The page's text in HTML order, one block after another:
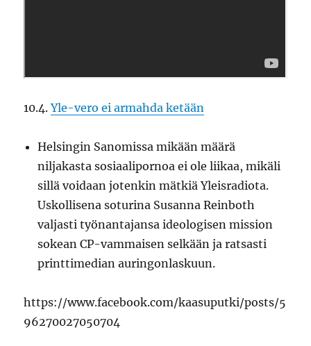
10.4.Yle-vero ei armahda ketään
Helsingin Sanomissa mikään määrä
niljakasta sosiaalipornoa ei ole liikaa, mikäli
sillä voidaan jotenkin mätkiä Yleisradiota.
Uskollisena soturina Susanna Reinboth
valjasti työnantajansa ideologisen mission
sokean CP-vammaisen selkään ja ratsasti
printtimedian auringonlaskuun.
https://www.facebook.com/kaasuputki/posts/5
96270027050704